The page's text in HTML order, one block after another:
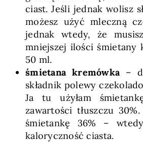
ciast. Jeśli jednak wolisz
możesz użyć mleczną
jednak wtedy, że
mniejszej ilości śmietany
50 ml.
śmietana kremówka–
składnik polewy
Ja tu użyłam
zawartości tłuszczu
śmietankę 36% –
kaloryczność ciasta.